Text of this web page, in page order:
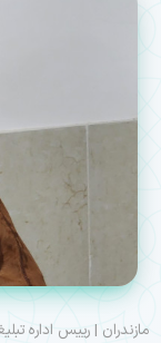
مازندران | رییس اداره